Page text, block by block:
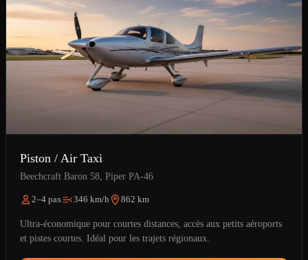
Piston / Air Taxi
Beechcraft Baron 58, Piper PA-46
2–4 pax 346 km/h 862 km
Ultra-économique pour courtes distances, accès aux petits aéroports
et pistes courtes. Idéal pour les trajets régionaux.